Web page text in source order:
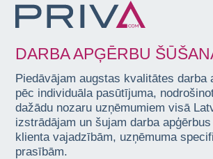
DARBA APĢĒRBU
Piedāvājam augstas kvalitātes darba
pēc individuāla pasūtījuma,
dažādu nozaru uzņēmumiem visā
izstrādājam un šujam darba
klienta vajadzībām, uzņēmuma
prasībām.